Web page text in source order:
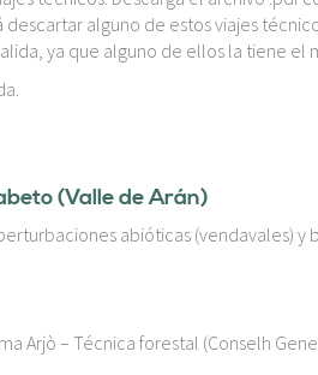
alguno de estos viajes
ya que alguno de ellos la tiene
(Valle de Arán)
abióticas (vendavales) y
Arjò – Técnica forestal (Conselh